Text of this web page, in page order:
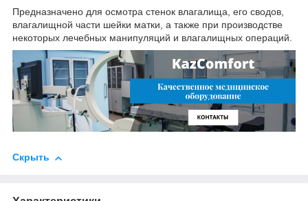
Предназначено для осмотра стенок влагалища, его сводов,
влагалищной части шейки матки, а также при производстве
некоторых лечебных манипуляций и влагалищных операций.
Скрыть